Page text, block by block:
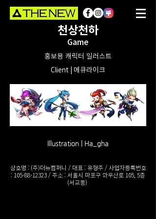
천상천하
Game
홍보용 캐릭터 일러스트
Client | 메큐라이크
Illustration | Ha_gha
상호명 : (주)더뉴컴퍼니 / 대표 : 유형주 / 사업자등록번호
: 105-88-12323 / 주소 : 서울시 마포구 와우산로 105, 5층
(서교동)